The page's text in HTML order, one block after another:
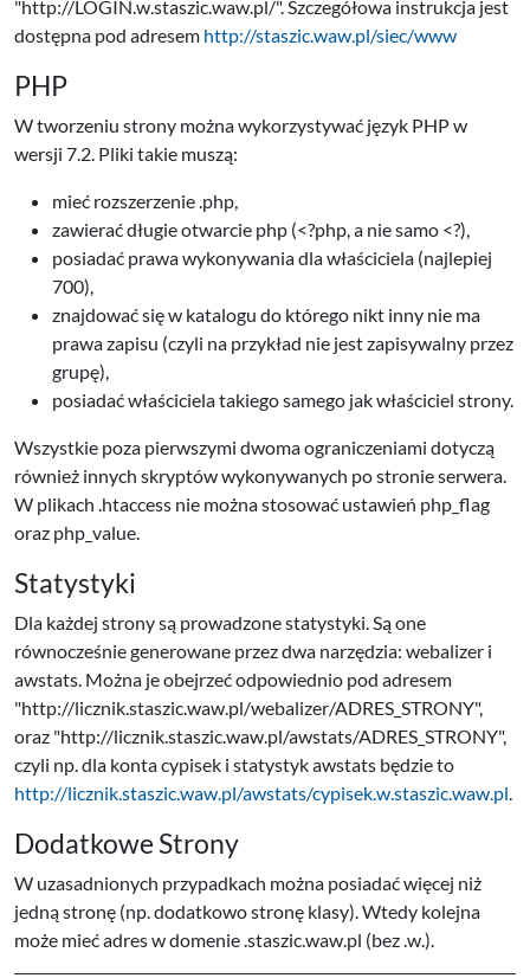
"http://LOGIN.w.staszic.waw.pl/". Szczegółowa instrukcja jest
dostępna pod adresem http://staszic.waw.pl/siec/www
PHP
W tworzeniu strony można wykorzystywać język PHP w
wersji 7.2. Pliki takie muszą:
mieć rozszerzenie .php,
zawierać długie otwarcie php (<?php, a nie samo <?),
posiadać prawa wykonywania dla właściciela (najlepiej
700),
znajdować się w katalogu do którego nikt inny nie ma
prawa zapisu (czyli na przykład nie jest zapisywalny przez
grupę),
posiadać właściciela takiego samego jak właściciel strony.
Wszystkie poza pierwszymi dwoma ograniczeniami dotyczą
również innych skryptów wykonywanych po stronie serwera.
W plikach .htaccess nie można stosować ustawień php_flag
oraz php_value.
Statystyki
Dla każdej strony są prowadzone statystyki. Są one
równocześnie generowane przez dwa narzędzia: webalizer i
awstats. Można je obejrzeć odpowiednio pod adresem
"http://licznik.staszic.waw.pl/webalizer/ADRES_STRONY",
oraz "http://licznik.staszic.waw.pl/awstats/ADRES_STRONY",
czyli np. dla konta cypisek i statystyk awstats będzie to
http://licznik.staszic.waw.pl/awstats/cypisek.w.staszic.waw.pl.
Dodatkowe Strony
W uzasadnionych przypadkach można posiadać więcej niż
jedną stronę (np. dodatkowo stronę klasy). Wtedy kolejna
może mieć adres w domenie .staszic.waw.pl (bez .w.).